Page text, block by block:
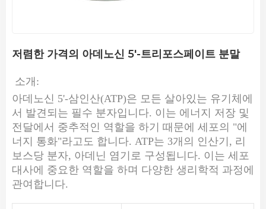
저렴한 가격의 아데노신 5'-트리포스페이트 분말
소개:
아데노신 5'-삼인산(ATP)은 모든 살아있는 유기체에
서 발견되는 필수 분자입니다. 이는 에너지 저장 및
전달에서 중추적인 역할을 하기 때문에 세포의 "에
너지 통화"라고도 합니다. ATP는 3개의 인산기, 리
보스당 분자, 아데닌 염기로 구성됩니다. 이는 세포
대사에 중요한 역할을 하며 다양한 생리학적 과정에
관여합니다.